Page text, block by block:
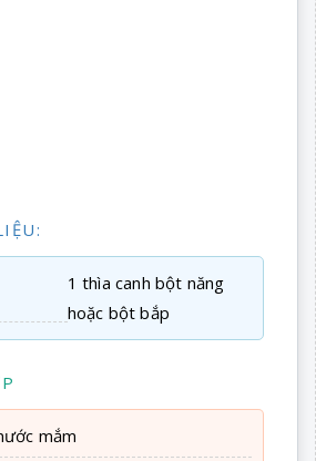
1 thìa canh bột năng
hoặc bột bắp
mắm